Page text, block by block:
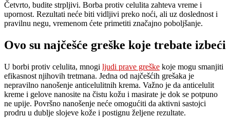
Četvrto, budite strpljivi. Borba protiv celulita zahteva vreme i
upornost. Rezultati neće biti vidljivi preko noći, ali uz doslednost i
pravilnu negu, vremenom ćete primetiti značajno poboljšanje.
Ovo su najčešće greške koje trebate izbeći
U borbi protiv celulita, mnogi ljudi prave greške koje mogu smanjiti
efikasnost njihovih tretmana. Jedna od najčešćih grešaka je
nepravilno nanošenje anticelulitnih krema. Važno je da anticelulit
kreme i gelove nanosite na čistu kožu i masirate je dok se potpuno
ne upije. Površno nanošenje neće omogućiti da aktivni sastojci
prodru u dublje slojeve kože i postignu željene rezultate.